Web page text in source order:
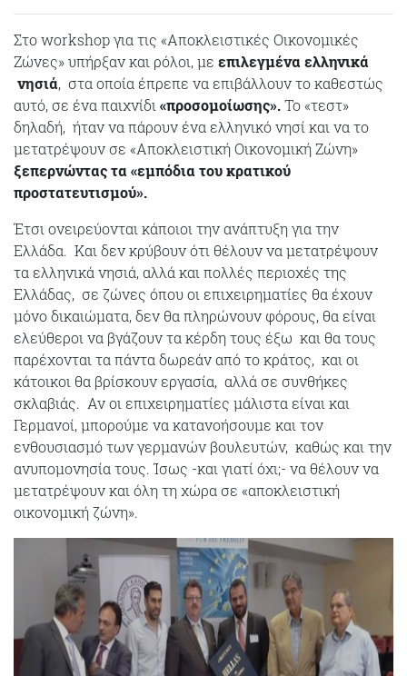
Στο workshop για τις «Αποκλειστικές Οικονομικές
Ζώνες» υπήρξαν και ρόλοι, με επιλεγμένα ελληνικά
νησιά, στα οποία έπρεπε να επιβάλλουν το καθεστώς
αυτό, σε ένα παιχνίδι «προσομοίωσης».Το «τεστ»
δηλαδή, ήταν να πάρουν ένα ελληνικό νησί και να το
μετατρέψουν σε «Αποκλειστική Οικονομική Ζώνη»
ξεπερνώντας τα «εμπόδια του κρατικού
προστατευτισμού».
Έτσι ονειρεύονται κάποιοι την ανάπτυξη για την
Ελλάδα. Και δεν κρύβουν ότι θέλουν να μετατρέψουν
τα ελληνικά νησιά, αλλά και πολλές περιοχές της
Ελλάδας, σε ζώνες όπου οι επιχειρηματίες θα έχουν
μόνο δικαιώματα, δεν θα πληρώνουν φόρους, θα είναι
ελεύθεροι να βγάζουν τα κέρδη τους έξω και θα τους
παρέχονται τα πάντα δωρεάν από το κράτος, και οι
κάτοικοι θα βρίσκουν εργασία, αλλά σε συνθήκες
σκλαβιάς. Αν οι επιχειρηματίες μάλιστα είναι και
Γερμανοί, μπορούμε να κατανοήσουμε και τον
ενθουσιασμό των γερμανών βουλευτών, καθώς και την
ανυπομονησία τους. Ίσως -και γιατί όχι;- να θέλουν να
μετατρέψουν και όλη τη χώρα σε «αποκλειστική
οικονομική ζώνη».